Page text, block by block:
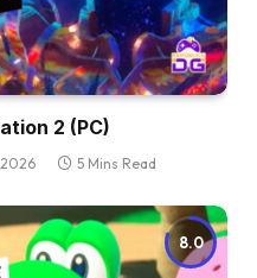
2 (PC)
2026 5 Mins Read
8.0